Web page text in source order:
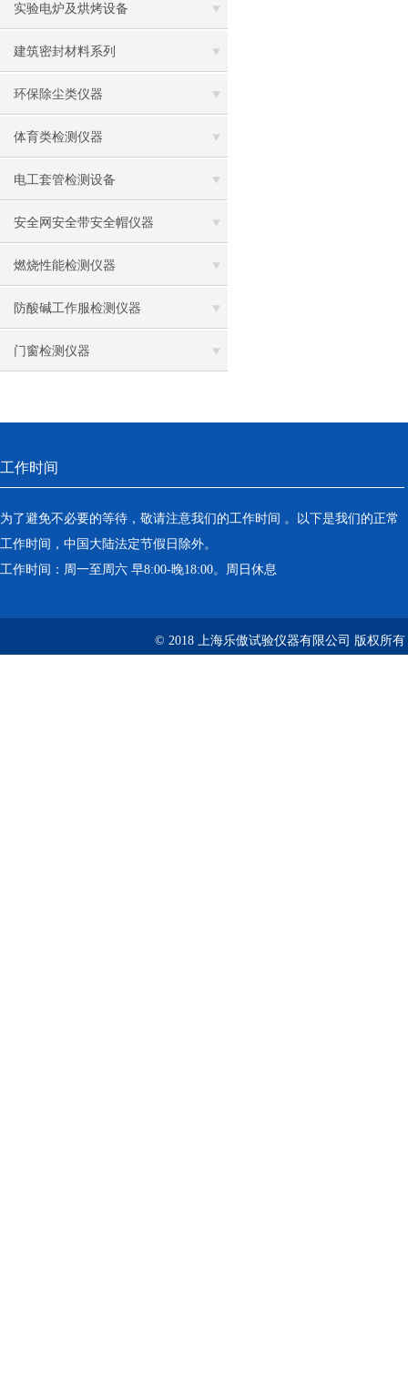
实验电炉及烘烤设备
建筑密封材料系列
环保除尘类仪器
体育类检测仪器
电工套管检测设备
安全网安全带安全帽仪器
燃烧性能检测仪器
防酸碱工作服检测仪器
门窗检测仪器
工作时间
为了避免不必要的等待，敬请注意我们的工作时间 。以下是我们的正常
工作时间，中国大陆法定节假日除外。
工作时间：周一至周六 早8:00-晚18:00。周日休息
© 2018 上海乐傲试验仪器有限公司 版权所